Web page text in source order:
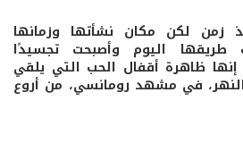
لكن مكان نشأتها وزمانها
اليوم وأصبحت تجسيدًا
ظاهرة أقفال الحب التي يلقي
في مشهد رومانسي، من أروع